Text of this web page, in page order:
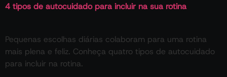
4 tipos de autocuidado para incluir na sua rotina
Pequenas escolhas diárias colaboram para uma rotina
mais plena e feliz. Conheça quatro tipos de autocuidado
para incluir na rotina.